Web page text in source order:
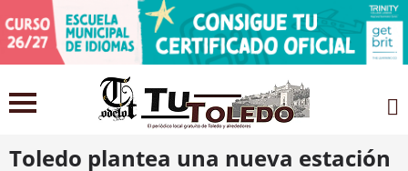
8 febrero 2021
Toledo plantea una nueva estación